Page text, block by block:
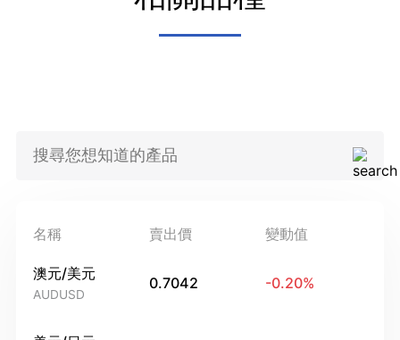
名稱 賣出價 變動值
澳元/美元
AUDUSD
0.7042 -0.20%